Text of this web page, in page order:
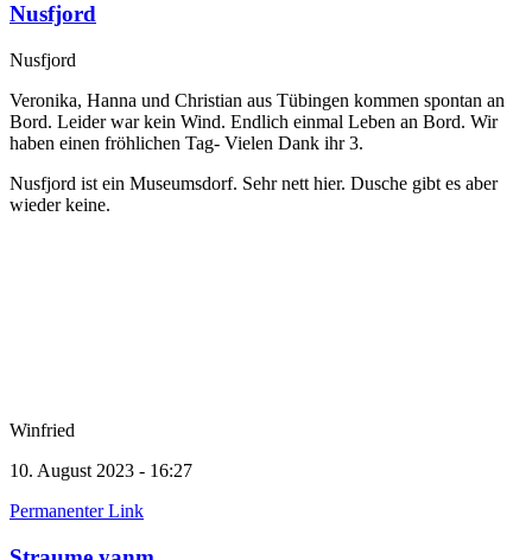
Nusfjord
Nusfjord
Veronika, Hanna und Christian aus Tübingen kommen spontan an
Bord. Leider war kein Wind. Endlich einmal Leben an Bord. Wir
haben einen fröhlichen Tag- Vielen Dank ihr 3.
Nusfjord ist ein Museumsdorf. Sehr nett hier. Dusche gibt es aber
wieder keine.
Winfried
10. August 2023 - 16:27
Permanenter Link